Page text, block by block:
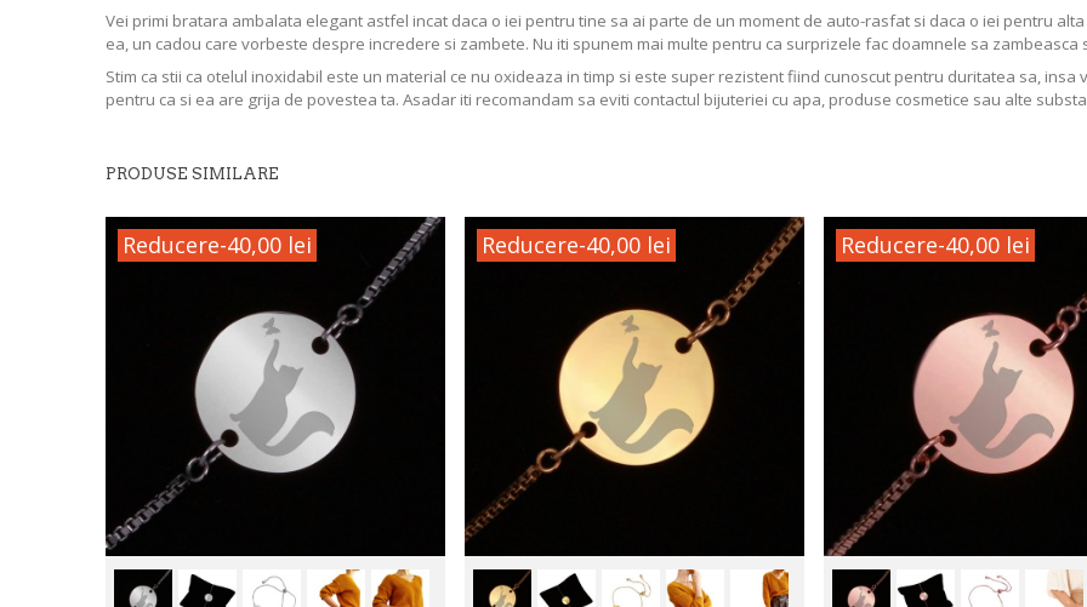
Vei primi bratara ambalata elegant astfel incat daca o iei pentru tine sa ai parte de un moment de auto-rasfat si daca o iei pentru
ea, un cadou care vorbeste despre incredere si zambete. Nu iti spunem mai multe pentru ca surprizele fac doamnele sa zambeasca
Stim ca stii ca otelul inoxidabil este un material ce nu oxideaza in timp si este super rezistent fiind cunoscut pentru duritatea sa,
pentru ca si ea are grija de povestea ta. Asadar iti recomandam sa eviti contactul bijuteriei cu apa, produse cosmetice sau alte
PRODUSE SIMILARE
Reducere-40,00 lei Reducere-40,00 lei Reducere-40,00 lei